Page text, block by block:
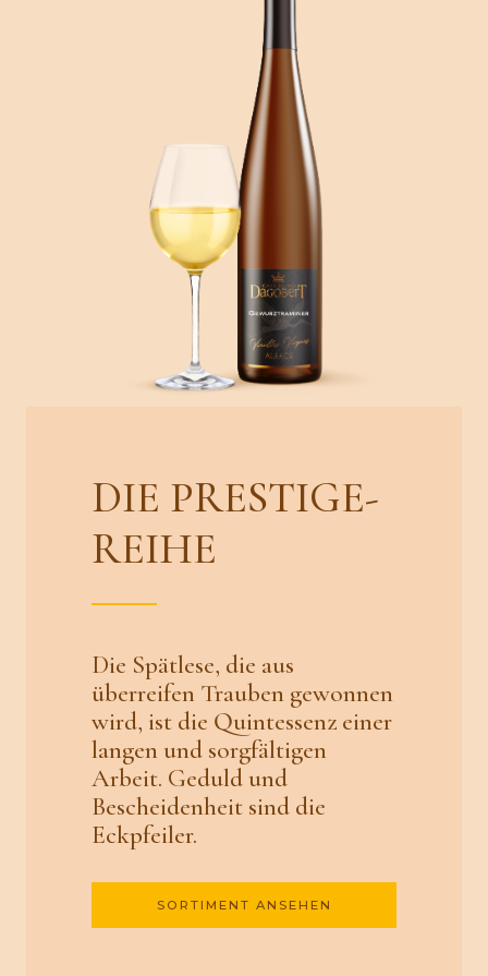
DIE PRESTIGE-
REIHE
Die Spätlese, die aus
überreifen Trauben gewonnen
wird, ist die Quintessenz einer
langen und sorgfältigen
Arbeit. Geduld und
Bescheidenheit sind die
Eckpfeiler.
SORTIMENT ANSEHEN